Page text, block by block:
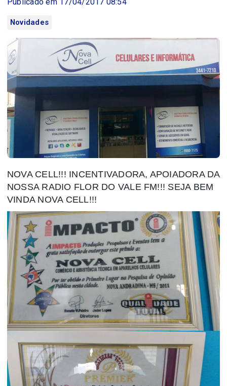
Novidades
NOVA CELL!!! INCENTIVADORA, APOIADORA DA
NOSSA RADIO FLOR DO VALE FM!!! SEJA BEM
VINDA NOVA CELL!!!